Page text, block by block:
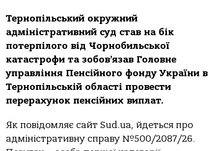
Тернопільський окружний
адміністративний суд став на бік
потерпілого від Чорнобильської
катастрофи та зобов’язав Головне
управління Пенсійного фонду України в
Тернопільській області провести
перерахунок пенсійних виплат.
Як повідомляє сайт Sud.ua, йдеться про
адміністративну справу №500/2087/26.